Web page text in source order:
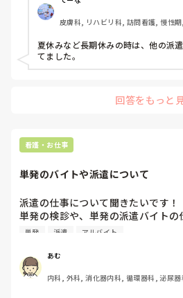
皮膚科, リハビリ科, 訪問看護, 慢性
夏休みなど長期休みの時は、他の派
てました。
回答をもっと
看護・お仕事
単発のバイトや派遣について
派遣の仕事について聞きたいです！
単発の検診や、単発の派遣バイトの
すが、経験したことある方はいます
単発 派遣 アルバイト
あむ
内科, 外科, 消化器内科, 循環器科, 泌尿